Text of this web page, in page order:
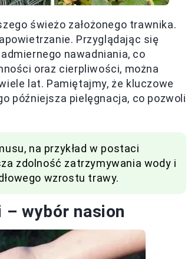
świeżo założonego trawnika.
Przyglądając się
nawadniania, co
oraz cierpliwości, można
lat. Pamiętajmy, że kluczowe
późniejsza pielęgnacja, co pozwoli
na przykład w postaci
zdolność zatrzymywania wody i
wzrostu trawy.
wybór nasion